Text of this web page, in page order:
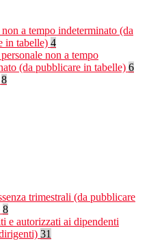
non a tempo indeterminato (da
in tabelle) 4
non a tempo
(da pubblicare in tabelle) 6
8
trimestrali (da pubblicare
8
e autorizzati ai dipendenti
31